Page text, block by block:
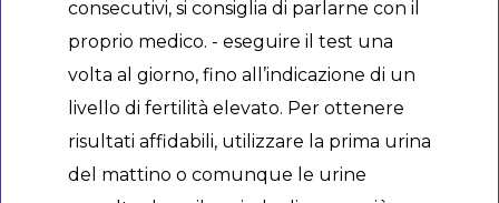
consecutivi, si consiglia di parlarne con il
proprio medico. - eseguire il test una
volta al giorno, fino all’indicazione di un
livello di fertilità elevato. Per ottenere
risultati affidabili, utilizzare la prima urina
del mattino o comunque le urine